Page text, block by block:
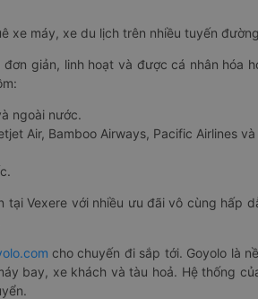
xe máy, xe du lịch trên nhiều tuyến
giản, linh hoạt và được cá nhân hóa
ngoài nước.
Air, Bamboo Airways, Pacific Airlines
Vexere với nhiều ưu đãi vô cùng hấp
cho chuyến đi sắp tới. Goyolo là
bay, xe khách và tàu hoả. Hệ thống